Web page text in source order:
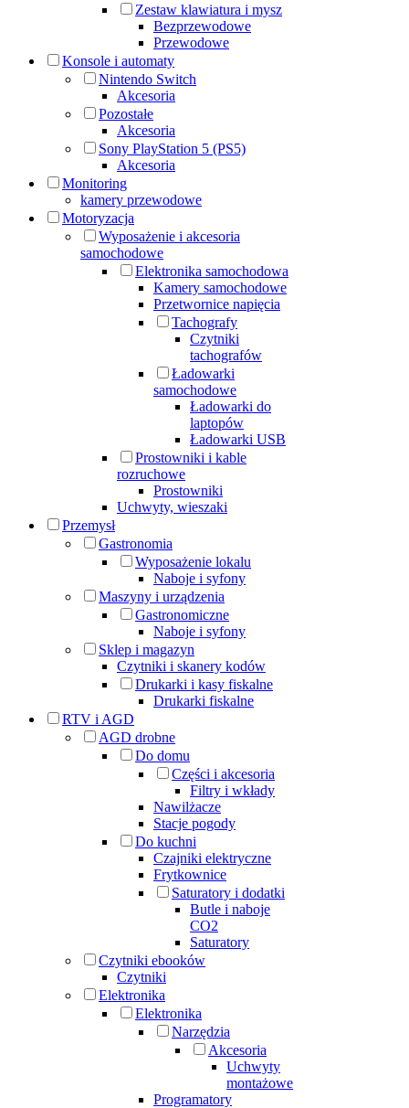
Zestaw klawiatura i mysz
Bezprzewodowe
Przewodowe
Konsole i automaty
Nintendo Switch
Akcesoria
Pozostałe
Akcesoria
Sony PlayStation 5 (PS5)
Akcesoria
Monitoring
kamery przewodowe
Motoryzacja
Wyposażenie i akcesoria
samochodowe
Elektronika samochodowa
Kamery samochodowe
Przetwornice napięcia
Tachografy
Czytniki
tachografów
Ładowarki
samochodowe
Ładowarki do
laptopów
Ładowarki USB
Prostowniki i kable
rozruchowe
Prostowniki
Uchwyty, wieszaki
Przemysł
Gastronomia
Wyposażenie lokalu
Naboje i syfony
Maszyny i urządzenia
Gastronomiczne
Naboje i syfony
Sklep i magazyn
Czytniki i skanery kodów
Drukarki i kasy fiskalne
Drukarki fiskalne
RTV i AGD
AGD drobne
Do domu
Części i akcesoria
Filtry i wkłady
Nawilżacze
Stacje pogody
Do kuchni
Czajniki elektryczne
Frytkownice
Saturatory i dodatki
Butle i naboje
CO2
Saturatory
Czytniki ebooków
Czytniki
Elektronika
Elektronika
Narzędzia
Akcesoria
Uchwyty
montażowe
Programatory